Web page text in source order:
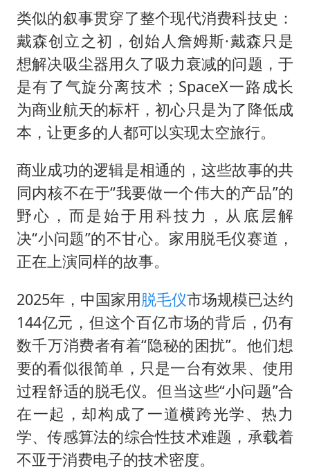
“新疆阿勒泰八月能滑雪”不实
福建泉州市委书记张毅恭被查
山东潍坊发布大风黄色预警
东方之约 相约未来
类似的叙事贯穿了整个现代消费科技史：
戴森创立之初，创始人詹姆斯·戴森只是
想解决吸尘器用久了吸力衰减的问题，于
是有了气旋分离技术；SpaceX一路成长
为商业航天的标杆，初心只是为了降低成
本，让更多的人都可以实现太空旅行。
商业成功的逻辑是相通的，这些故事的共
同内核不在于“我要做一个伟大的产品”的
野心，而是始于用科技力，从底层解
决“小问题”的不甘心。家用脱毛仪赛道，
正在上演同样的故事。
2025年，中国家用脱毛仪市场规模已达约
144亿元，但这个百亿市场的背后，仍有
数千万消费者有着“隐秘的困扰”。他们想
要的看似很简单，只是一台有效果、使用
过程舒适的脱毛仪。但当这些“小问题”合
在一起，却构成了一道横跨光学、热力
学、传感算法的综合性技术难题，承载着
不亚于消费电子的技术密度。